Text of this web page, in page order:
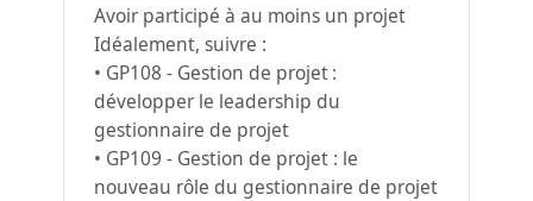
Avoir participé à au moins un projet
Idéalement, suivre :
• GP108 - Gestion de projet :
développer le leadership du
gestionnaire de projet
• GP109 - Gestion de projet : le
nouveau rôle du gestionnaire de projet